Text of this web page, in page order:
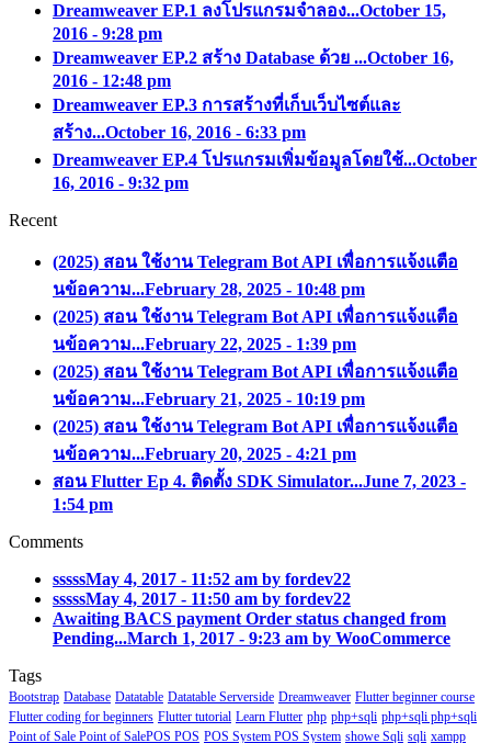
Dreamweaver EP.1 ลงโปรแกรมจำลอง...October 15,
2016 - 9:28 pm
Dreamweaver EP.2 สร้าง Database ด้วย ...October 16,
2016 - 12:48 pm
Dreamweaver EP.3 การสร้างที่เก็บเว็บไซต์และ
สร้าง...October 16, 2016 - 6:33 pm
Dreamweaver EP.4 โปรแกรมเพิ่มข้อมูลโดยใช้...October
16, 2016 - 9:32 pm
Recent
(2025) สอน ใช้งาน Telegram Bot API เพื่อการแจ้งแตือ
นข้อความ...February 28, 2025 - 10:48 pm
(2025) สอน ใช้งาน Telegram Bot API เพื่อการแจ้งแตือ
นข้อความ...February 22, 2025 - 1:39 pm
(2025) สอน ใช้งาน Telegram Bot API เพื่อการแจ้งแตือ
นข้อความ...February 21, 2025 - 10:19 pm
(2025) สอน ใช้งาน Telegram Bot API เพื่อการแจ้งแตือ
นข้อความ...February 20, 2025 - 4:21 pm
สอน Flutter Ep 4. ติดตั้ง SDK Simulator...June 7, 2023 -
1:54 pm
Comments
sssssMay 4, 2017 - 11:52 am by fordev22
sssssMay 4, 2017 - 11:50 am by fordev22
Awaiting BACS payment Order status changed from
Pending...March 1, 2017 - 9:23 am by WooCommerce
Tags
Bootstrap Database Datatable Datatable Serverside Dreamweaver Flutter beginner course
Flutter coding for beginners Flutter tutorial Learn Flutter php php+sqli php+sqli php+sqli
Point of Sale Point of SalePOS POS POS System POS System showe Sqli sqli xampp